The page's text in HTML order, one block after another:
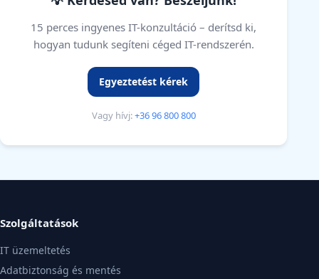
15 perces ingyenes IT-konzultáció – derítsd ki,
hogyan tudunk segíteni céged IT-rendszerén.
Egyeztetést kérek
Vagy hívj:+36 96 800 800
Szolgáltatások
IT üzemeltetés
Adatbiztonság és mentés